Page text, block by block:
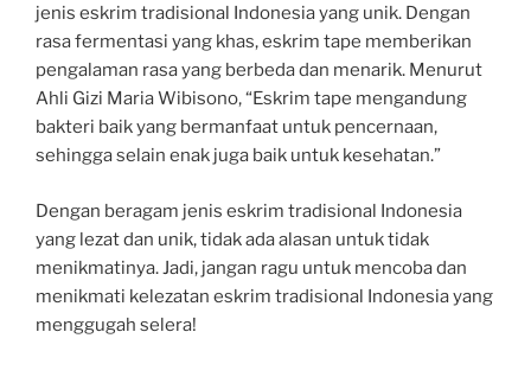
jenis eskrim tradisional Indonesia yang unik. Dengan
rasa fermentasi yang khas, eskrim tape memberikan
pengalaman rasa yang berbeda dan menarik. Menurut
Ahli Gizi Maria Wibisono, “Eskrim tape mengandung
bakteri baik yang bermanfaat untuk pencernaan,
sehingga selain enak juga baik untuk kesehatan.”
Dengan beragam jenis eskrim tradisional Indonesia
yang lezat dan unik, tidak ada alasan untuk tidak
menikmatinya. Jadi, jangan ragu untuk mencoba dan
menikmati kelezatan eskrim tradisional Indonesia yang
menggugah selera!